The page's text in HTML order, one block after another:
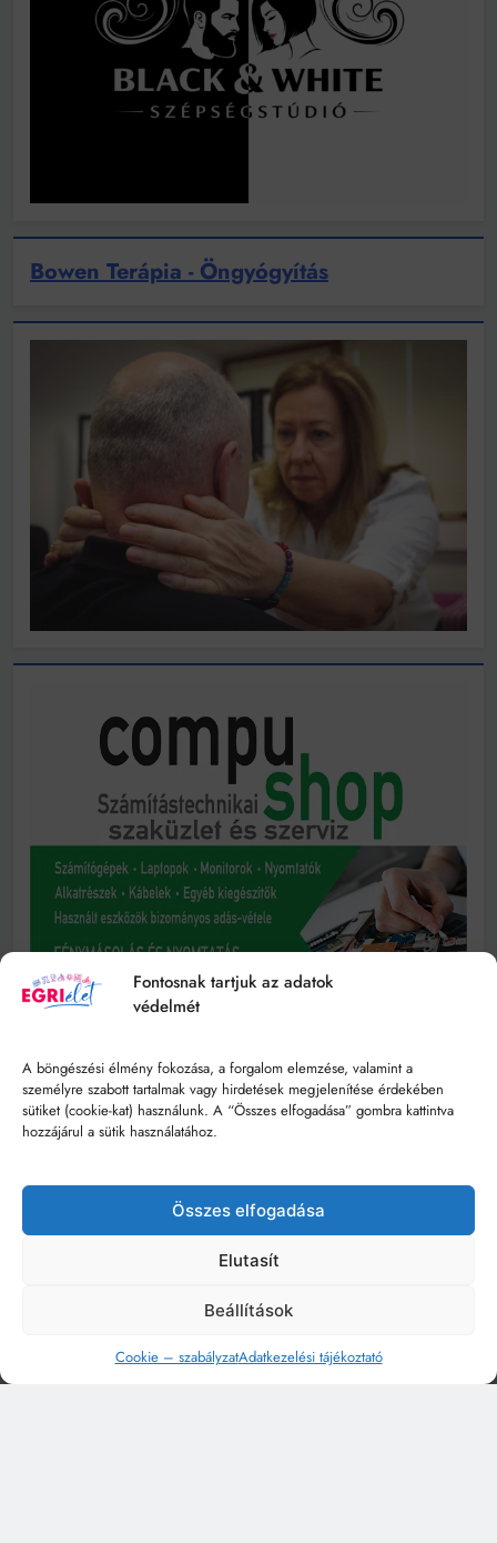
Fontosnak tartjuk az adatok
védelmét
A böngészési élmény fokozása, a forgalom elemzése, valamint a
személyre szabott tartalmak vagy hirdetések megjelenítése érdekében
sütiket (cookie-kat) használunk. A “Összes elfogadása” gombra kattintva
hozzájárul a sütik használatához.
Összes elfogadása
Elutasít
Beállítások
Cookie – szabályzatAdatkezelési tájékoztató
Bowen Terápia - Öngyógyítás